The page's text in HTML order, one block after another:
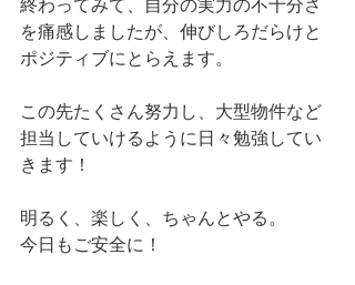
終わってみて、自分の実力の不十分さ
を痛感しましたが、伸びしろだらけと
ポジティブにとらえます。
この先たくさん努力し、大型物件など
担当していけるように日々勉強してい
きます！
明るく、楽しく、ちゃんとやる。
今日もご安全に！